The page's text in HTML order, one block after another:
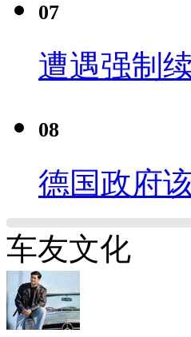
07
遭遇强制
08
德国政府
车友文化